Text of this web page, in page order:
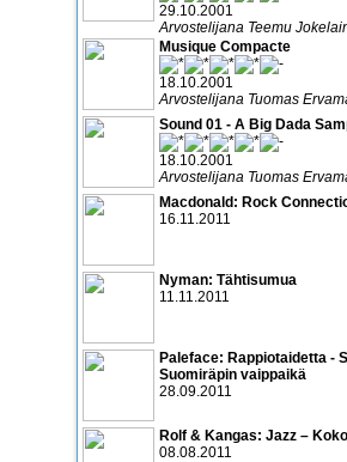
29.10.2001
Arvostelijana Teemu
Musique Compacte
18.10.2001
Arvostelijana Tuomas
Sound 01 - A Big Dada
18.10.2001
Arvostelijana Tuomas
Macdonald: Rock
16.11.2011
Nyman: Tähtisumua
11.11.2011
Paleface: Rappiotaidetta -
Suomiräpin vaippaikä
28.09.2011
Rolf & Kangas: Jazz –
08.08.2011